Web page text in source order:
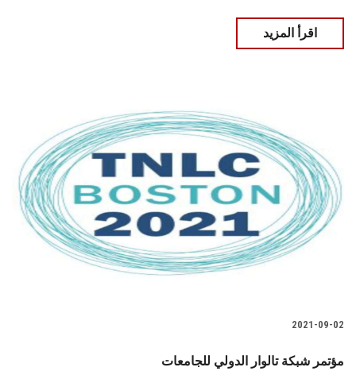
اقرأ المزيد
2021-09-02
مؤتمر شبكة تالوار الدولي للجامعات